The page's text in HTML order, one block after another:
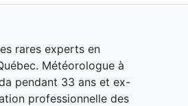
rares experts en
Météorologue à
pendant 33 ans et ex-
professionnelle des